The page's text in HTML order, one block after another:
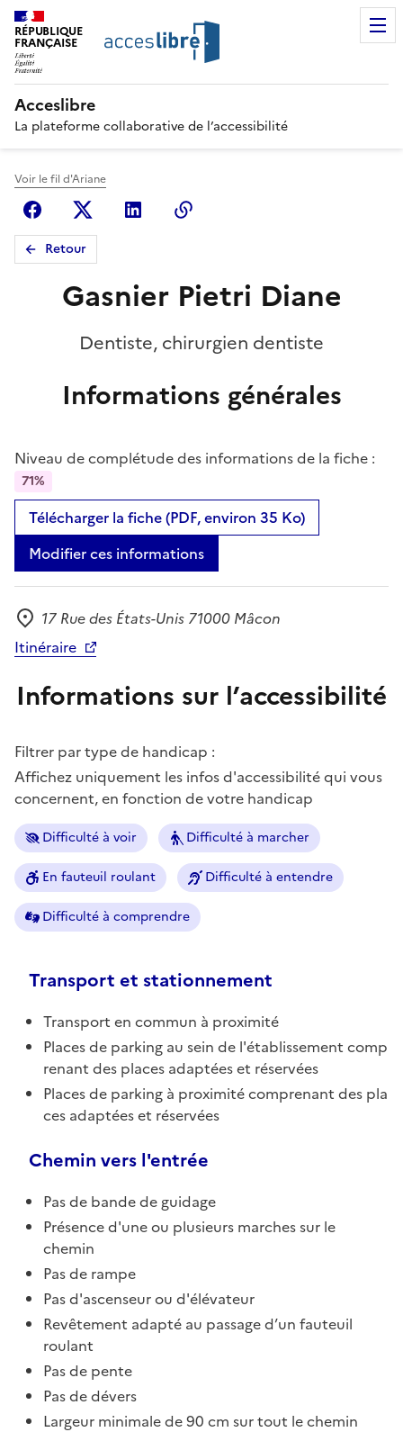
RÉPUBLIQUE
FRANÇAISE
Acceslibre
La plateforme collaborative de l’accessibilité
Voir le fil d'Ariane
FacebookX (anciennement Twitter)
Linkedin
Retour
Gasnier Pietri Diane
Dentiste, chirurgien dentiste
Informations générales
Niveau de complétude des informations de la fiche :
71%
Télécharger la fiche (PDF, environ 35 Ko)
Modifier ces informations
Adresse
17 Rue des États-Unis 71000 Mâcon
Itinéraire
Informations sur l’accessibilité
Filtrer par type de handicap :
Affichez uniquement les infos d'accessibilité qui vous
concernent, en fonction de votre handicap
Difficulté à voir Difficulté à marcher
En fauteuil roulant Difficulté à entendre
Difficulté à comprendre
Transport et stationnement
Transport en commun à proximité
Places de parking au sein de l'établissement comp
renant des places adaptées et réservées
Places de parking à proximité comprenant des pla
ces adaptées et réservées
Chemin vers l'entrée
Pas de bande de guidage
Présence d'une ou plusieurs marches sur le
chemin
Pas de rampe
Pas d'ascenseur ou d'élévateur
Revêtement adapté au passage d’un fauteuil
roulant
Pas de pente
Pas de dévers
Largeur minimale de 90 cm sur tout le chemin